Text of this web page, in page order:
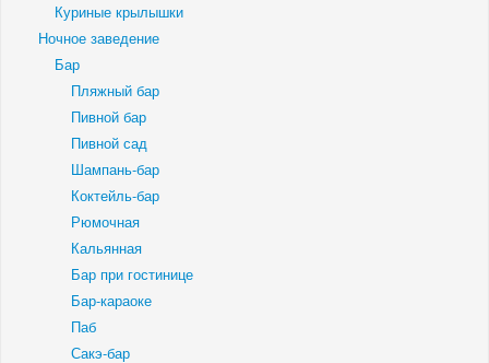
Куриные крылышки
Ночное заведение
Бар
Пляжный бар
Пивной бар
Пивной сад
Шампань-бар
Коктейль-бар
Рюмочная
Кальянная
Бар при гостинице
Бар-караоке
Паб
Сакэ-бар